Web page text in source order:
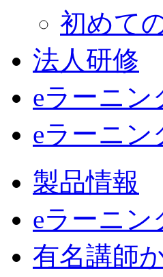
初めて
法人研修
eラーニ
eラーニン
製品情報
eラーニン
有名講師